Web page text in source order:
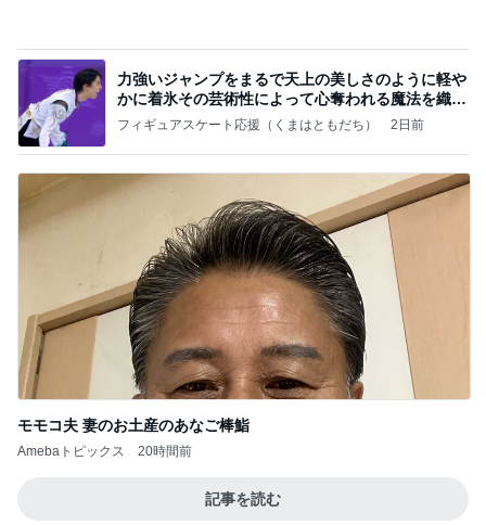
力強いジャンプをまるで天上の美しさのように軽や
かに着氷その芸術性によって心奪われる魔法を織り
なす
フィギュアスケート応援（くまはともだち） 2日前
モモコ夫 妻のお土産のあなご棒鮨
Amebaトピックス 20時間前
記事を読む